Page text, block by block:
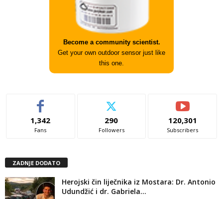
Become a community scientist.
Get your own outdoor sensor just like
this one.
1,342
Fans
290
Followers
120,301
Subscribers
ZADNJE DODATO
Herojski čin liječnika iz Mostara: Dr. Antonio
Udundžić i dr. Gabriela...